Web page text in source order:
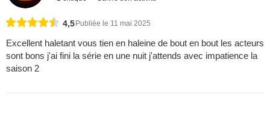
4,5Publiée le 11 mai 2025
Excellent haletant vous tien en haleine de bout en bout les acteurs
sont bons j'ai fini la série en une nuit j'attends avec impatience la
saison 2